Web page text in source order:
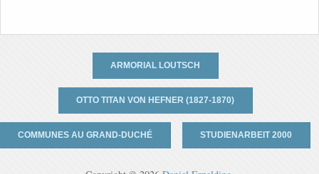
ARMORIAL LOUTSCH
OTTO TITAN VON HEFNER (1827-1870)
COMMUNES AU GRAND-DUCHÉ STUDIENARBEIT 2000